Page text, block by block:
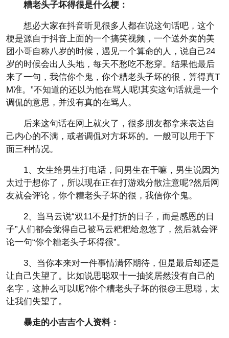
糟老头子坏得很是什么梗：
想必大家在抖音听见很多人都在说这句话吧，这个
梗是源自于抖音上面的一个搞笑视频，一个送外卖的美
团小哥自称八岁的时候，遇见一个算命的人，说自己24
岁的时候会出人头地，每天不愁吃不愁穿。结果他最后
来了一句，我信你个鬼，你个糟老头子坏的很，算得真T
M准。”不知道的还以为他在骂人呢!其实这句话就是一个
调侃的意思，并没有真的在骂人。
后来这句话在网上就火了，很多朋友都拿来表达自
己内心的不满，或者调侃对方坏坏的。一般可以用于下
面三种情况。
1、女生给男生打电话，问男生在干嘛，男生说因为
太过于想你了，所以现在正在打游戏分散注意呢?然后网
友就会评论，你个糟老头子坏的很，我信你个鬼。
2、当马云说“双11不是打折的日子，而是感恩的日
子”人们都会觉得自己被马云粑粑给忽悠了，然后就会评
论一句“你个糟老头子坏得很”。
3、当你本来对一件事情满怀期待，但是最后却还是
让自己失望了。比如说思聪双十一抽奖居然没有自己的
名字，这肿么可以呢?你个糟老头子坏的很@王思聪，太
让我们失望了。
暴走的小吉吉个人资料：